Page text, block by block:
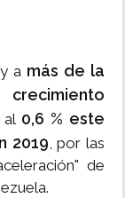
a más de la
al 0,6 % este
2019, por las
de